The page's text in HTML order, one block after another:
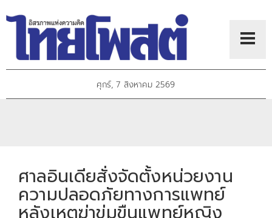
ศุกร์, 7 สิงหาคม 2569
ศาลอินเดียสั่งจัดตั้งหน่วยงาน
ความปลอดภัยทางการแพทย์
หลังเหตุฆ่าข่มขืนแพทย์หญิง